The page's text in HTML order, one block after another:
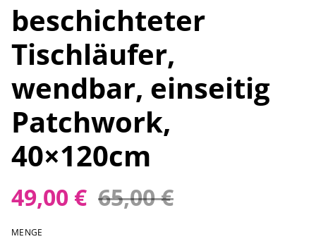
beschichteter
Tischläufer,
wendbar, einseitig
Patchwork,
40×120cm
49,00 € 65,00 €
MENGE